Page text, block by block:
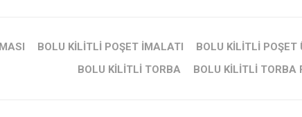
BOLU KILITLI POŞET IMALATI
BOLU KILITLI POŞET
BOLU KILITLI TORBA
BOLU KILITLI TORBA